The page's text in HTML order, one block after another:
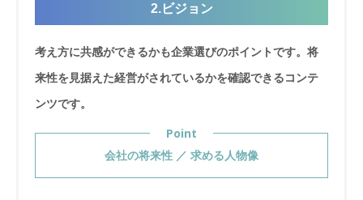
2.ビジョン
考え方に共感ができるかも企業選びのポイントです。将
来性を見据えた経営がされているかを確認できるコンテ
ンツです。
Point
会社の将来性 ／ 求める人物像